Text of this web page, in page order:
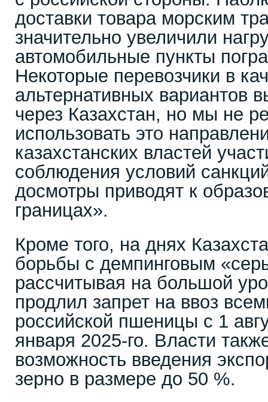
доставки товара морским
значительно увеличили
автомобильные пункты
Некоторые перевозчики в
альтернативных вариантов
через Казахстан, но мы не
использовать это
казахстанских властей
соблюдения условий
досмотры приводят к
границах».
Кроме того, на днях
борьбы с демпинговым
рассчитывая на большой
продлил запрет на ввоз
российской пшеницы с 1
января 2025-го. Власти
возможность введения
зерно в размере до 50 %.